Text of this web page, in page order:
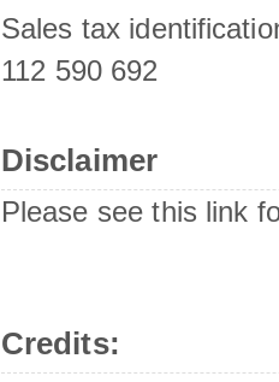
Sales tax
112 590 692
Disclaimer
Please see this link
Credits: